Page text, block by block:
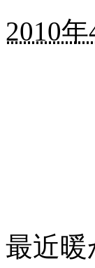
2010年
最近